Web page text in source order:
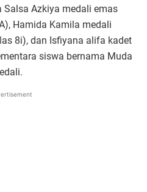
Azkiya medali emas
Hamida Kamila medali
8i), dan Isfiyana alifa kadet
siswa bernama Muda